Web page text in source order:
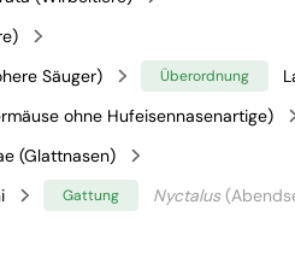
Säuger) Überordnung
ohne Hufeisennasenartige)
(Glattnasen)
Gattung Nyctalus